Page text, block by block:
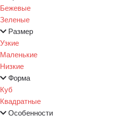
Бежевые
Зеленые
Размер
Узкие
Маленькие
Низкие
Форма
Куб
Квадратные
Особенности